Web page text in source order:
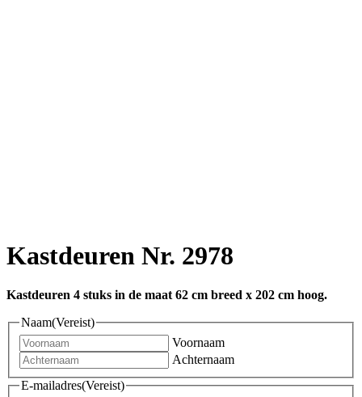
Kastdeuren Nr. 2978
Kastdeuren 4 stuks in de maat 62 cm breed x 202 cm hoog.
Naam(Vereist)
Voornaam
Achternaam
E-mailadres(Vereist)